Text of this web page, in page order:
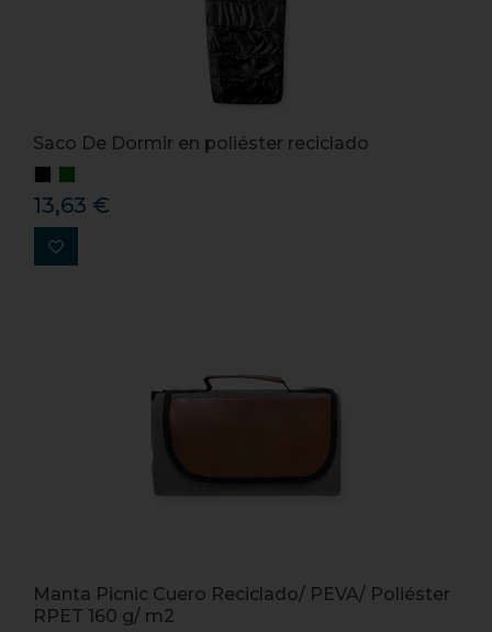
Saco De Dormir en poliéster reciclado
13,63 €
Manta Picnic Cuero Reciclado/ PEVA/ Poliéster
RPET 160 g/ m2